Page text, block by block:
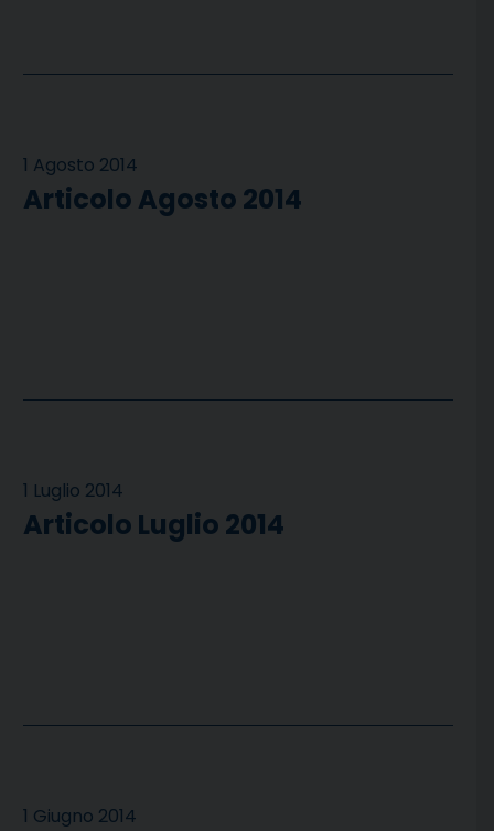
1 Agosto 2014
Articolo Agosto 2014
1 Luglio 2014
Articolo Luglio 2014
1 Giugno 2014